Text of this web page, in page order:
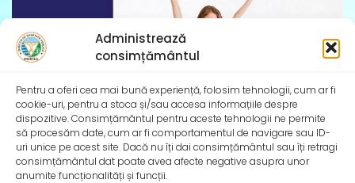
Administrează
consimțământul
Pentru a oferi cea mai bună experiență, folosim tehnologii, cum ar fi
cookie-uri, pentru a stoca și/sau accesa informațiile despre
dispozitive. Consimțământul pentru aceste tehnologii ne permite
să procesăm date, cum ar fi comportamentul de navigare sau ID-
uri unice pe acest site. Dacă nu îți dai consimțământul sau îți retragi
consimțământul dat poate avea afecte negative asupra unor
anumite funcționalități și funcții.
mai 2025
Săptămâna Europeană împotriva cancerului (European
Week Against Cancer EWAC) are loc între 25 și 31